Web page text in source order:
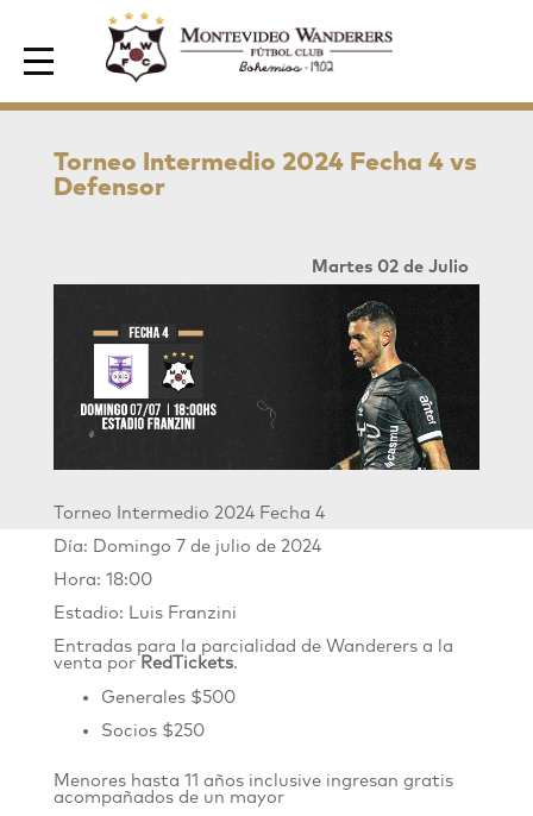
Area de Socios
Torneo Intermedio 2024 Fecha 4 vs
Defensor
Martes 02 de Julio
Torneo Intermedio 2024 Fecha 4
Día: Domingo 7 de julio de 2024
Hora: 18:00
Estadio: Luis Franzini
Entradas para la parcialidad de Wanderersa la
venta por RedTickets.
Generales $500
Socios $250
Menores hasta 11 años inclusive ingresan gratis
acompañados de un mayor